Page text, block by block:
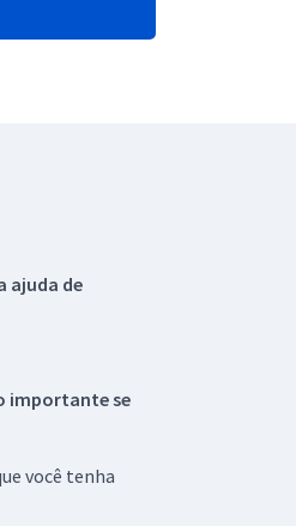
ajuda de
importante se
você tenha